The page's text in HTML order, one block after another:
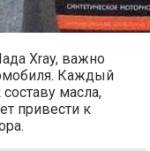
Xray, важно
Каждый
масла,
привести к